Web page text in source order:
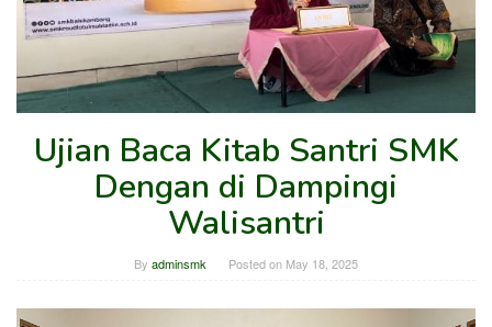
Ujian Baca Kitab Santri SMK
Dengan di Dampingi
Walisantri
By adminsmk Posted on May 18, 2025